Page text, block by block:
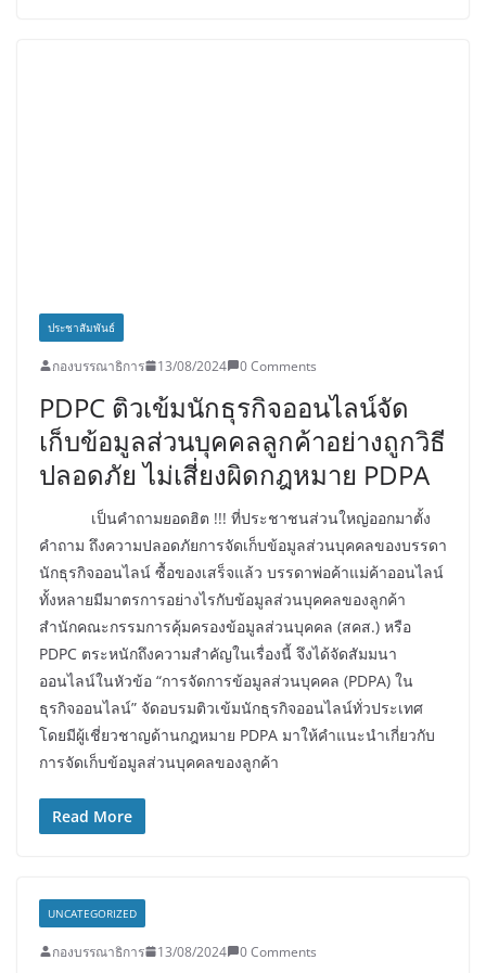
ประชาสัมพันธ์
กองบรรณาธิการ 13/08/2024 0 Comments
PDPC ติวเข้มนักธุรกิจออนไลน์จัด
เก็บข้อมูลส่วนบุคคลลูกค้าอย่างถูกวิธี
ปลอดภัย ไม่เสี่ยงผิดกฎหมาย PDPA
เป็นคำถามยอดฮิต !!! ที่ประชาชนส่วนใหญ่ออกมาตั้ง
คำถาม ถึงความปลอดภัยการจัดเก็บข้อมูลส่วนบุคคลของบรรดา
นักธุรกิจออนไลน์ ซื้อของเสร็จแล้ว บรรดาพ่อค้าแม่ค้าออนไลน์
ทั้งหลายมีมาตรการอย่างไรกับข้อมูลส่วนบุคคลของลูกค้า
สำนักคณะกรรมการคุ้มครองข้อมูลส่วนบุคคล (สคส.) หรือ
PDPC ตระหนักถึงความสำคัญในเรื่องนี้ จึงได้จัดสัมมนา
ออนไลน์ในหัวข้อ “การจัดการข้อมูลส่วนบุคคล (PDPA) ใน
ธุรกิจออนไลน์” จัดอบรมติวเข้มนักธุรกิจออนไลน์ทั่วประเทศ
โดยมีผู้เชี่ยวชาญด้านกฎหมาย PDPA มาให้คำแนะนำเกี่ยวกับ
การจัดเก็บข้อมูลส่วนบุคคลของลูกค้า
Read More
UNCATEGORIZED
กองบรรณาธิการ 13/08/2024 0 Comments